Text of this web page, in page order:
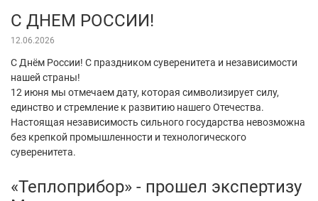
С ДНЕМ РОССИИ!
12.06.2026
С Днём России! С праздником суверенитета и независимости
нашей страны!
12 июня мы отмечаем дату, которая символизирует силу,
единство и стремление к развитию нашего Отечества.
Настоящая независимость сильного государства невозможна
без крепкой промышленности и технологического
суверенитета.
«Теплоприбор» - прошел экспертизу